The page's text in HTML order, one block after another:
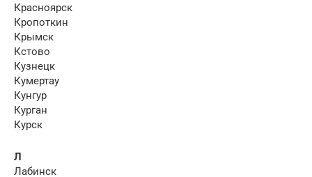
Красноярск
Кропоткин
Крымск
Кстово
Кузнецк
Кумертау
Кунгур
Курган
Курск
Л
Лабинск